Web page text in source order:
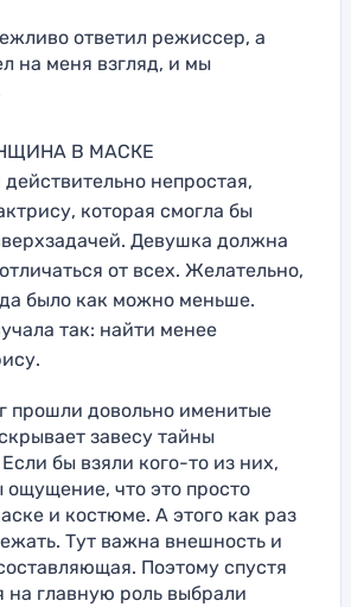
ответил режиссер, а
на меня взгляд, и мы
В МАСКЕ
непростая,
которая смогла бы
Девушка должна
от всех. Желательно,
было как можно меньше.
так: найти менее
прошли довольно именитые
завесу тайны
бы взяли кого-то из них,
ощущение, что это просто
и костюме. А этого как раз
Тут важна внешность и
Поэтому спустя
на главную роль выбрали